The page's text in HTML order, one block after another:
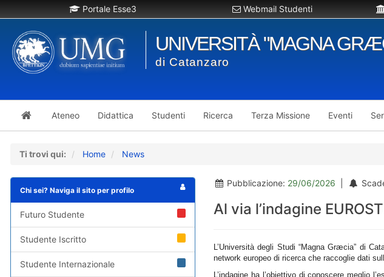
Portale Esse3 Webmail Studenti
UNIVERSITÀ "MAGNA
di Catanzaro
Ateneo Didattica Studenti Ricerca Terza Missione Eventi
Ti trovi qui: Home News
Chi sei? Naviga il sito per profilo
Futuro Studente
Studente Iscritto
Studente Internazionale
Pubblicazione: 29/06/2026
Al via l’indagine
L’Università degli Studi “Magna Græcia” di
network europeo di ricerca che raccoglie dati
L’indagine ha l’obiettivo di conoscere meglio